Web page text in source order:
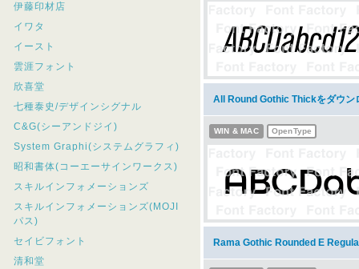
伊藤印材店
イワタ
イースト
雲涯フォント
欣喜堂
七種泰史/デザインシグナル
C&G(シーアンドジイ)
System Graphi(システムグラフィ)
昭和書体(コーエーサインワークス)
スキルインフォメーションズ
スキルインフォメーションズ(MOJI
パス)
セイビフォント
清和堂
All Round Gothic Thickをダウン
WIN & MAC OpenType
Rama Gothic Rounded E